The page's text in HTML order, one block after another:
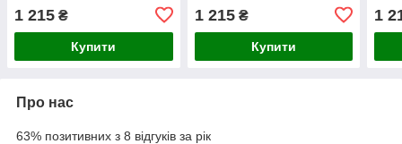
1 215 ₴
Купити
1 215₴
Купити
1
Про нас
63% позитивних з 8 відгуків за рік